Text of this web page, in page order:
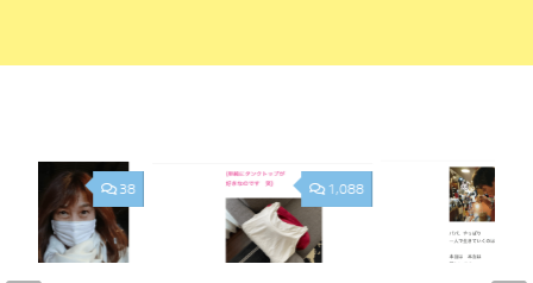
1,088
38